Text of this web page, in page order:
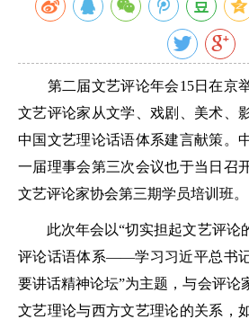
第二届文艺评论年会15日在京
文艺评论家从文学、戏剧、美术、
中国文艺理论话语体系建言献策。
一届理事会第三次会议也于当日召
文艺评论家协会第三期学员培训班。
此次年会以“切实担起文艺评论
评论话语体系——学习习近平总书
要讲话精神论坛”为主题，与会评论
文艺理论与西方文艺理论的关系，